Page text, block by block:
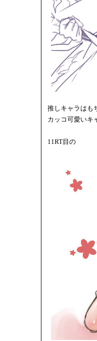
推しキャラはも
カッコ可愛いキ
11RT目の